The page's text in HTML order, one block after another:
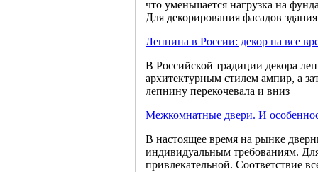
что уменьшается нагрузка на
Для декорирования фасадов
Лепнина в России: декор на все
В Российской традиции декора
архитектурным стилем ампир, а
лепнину перекочевала и вниз
Межкомнатные двери. И
В настоящее время на рынке
индивидуальным требованиям.
привлекательной. Соответствие